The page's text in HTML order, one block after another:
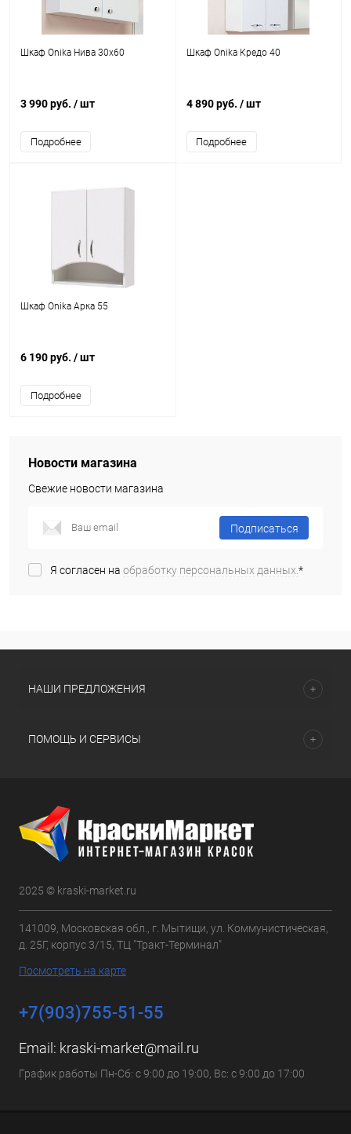
Шкаф Onika Нива 30х60
3 990 руб. / шт
Подробнее
Шкаф Onika Кредо 40
4 890 руб. / шт
Подробнее
Шкаф Onika Арка 55
6 190 руб. / шт
Подробнее
Новости магазина
Свежие новости магазина
Подписаться
Я согласен на обработку персональных данных.*
НАШИ ПРЕДЛОЖЕНИЯ
ПОМОЩЬ И СЕРВИСЫ
2025 © kraski-market.ru
141009, Московская обл., г. Мытищи, ул. Коммунистическая,
д. 25Г, корпус 3/15, ТЦ "Тракт-Терминал"
Посмотреть на карте
+7(903)755-51-55
Email: kraski-market@mail.ru
График работы Пн-Сб: с 9:00 до 19:00, Вс: с 9:00 до 17:00